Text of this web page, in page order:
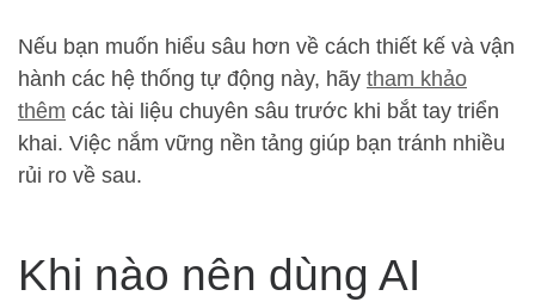
Nếu bạn muốn hiểu sâu hơn về cách thiết kế và vận
hành các hệ thống tự động này, hãy tham khảo
thêm các tài liệu chuyên sâu trước khi bắt tay triển
khai. Việc nắm vững nền tảng giúp bạn tránh nhiều
rủi ro về sau.
Khi nào nên dùng AI